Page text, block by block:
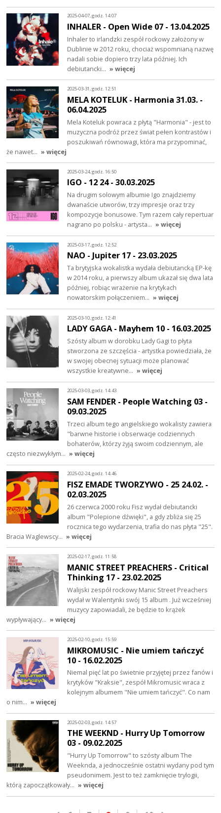
2025-04-07, godz. 14:07
INHALER - Open Wide 07 - 13.04.2025
Inhaler to irlandzki zespół rockowy założony w
Dublinie w 2012 roku, chociaż wspomnianą nazwę
nadali sobie dopiero trzy lata później. Ich
debiutancki… » więcej
2025-03-31, godz. 12:51
MELA KOTELUK - Harmonia 31.03. -
06.04.2025
Mela Koteluk powraca z płytą "Harmonia" - jest to
muzyczna podróż przez świat pełen kontrastów i
poszukiwań równowagi, która ma przypominać,
że nawet… » więcej
2025-03-24, godz. 16:50
IGO - 12 24 - 30.03.2025
Na drugim solowym albumie Igo znajdziemy
dwanaście utworów, trzy impresje oraz trzy
kompozycje bonusowe. Tym razem cały repertuar
nagrano po polsku - artysta… » więcej
2025-03-17, godz. 12:52
NAO - Jupiter 17 - 23.03.2025
Ta brytyjska wokalistka wydała debiutancką EP-kę
w 2014 roku, a pierwszy album ukazał się dwa lata
później, robiąc wrażenie na krytykach
nowatorskim połączeniem… » więcej
2025-03-10, godz. 12:41
LADY GAGA - Mayhem 10 - 16.03.2025
Szósty album w dorobku Lady Gagi to płyta
stworzona ze szczęścia - artystka powiedziała, że
w swojej obecnej sytuacji może planować
wszystkie kreatywne… » więcej
2025-03-03, godz. 14:43
SAM FENDER - People Watching 03 -
09.03.2025
Trzeci album tego angielskiego wokalisty zawiera
"barwne historie i obserwacje codziennych
bohaterów, którzy żyją swoim codziennym, ale
często niezwykłym… » więcej
2025-02-24, godz. 14:46
FISZ EMADE TWORZYWO - 25 24.02. -
02.03.2025
26 czerwca 2000 roku Fisz wydał debiutancki
album "Polepione dźwięki", a gdy zbliża się 25
rocznica tego wydarzenia, trafia do nas płyta "25".
Bracia Waglewscy… » więcej
2025-02-17, godz. 11:58
MANIC STREET PREACHERS - Critical
Thinking 17 - 23.02.2025
Walijski zespół rockowy Manic Street Preachers
wydał w Walentynki swój 15 album . Już wcześniej
muzycy zapowiadali, że będzie to krążek
wypływający… » więcej
2025-02-10, godz. 15:59
MIKROMUSIC - Nie umiem tańczyć
10 - 16.02.2025
Niemal pięć lat po świetnie przyjętej przez fanów i
krytyków "Kraksie", zespół Mikromusic wraca z
kolejnym albumem "Nie umiem tańczyć". Co nam
o nim… » więcej
2025-02-03, godz. 14:57
THE WEEKND - Hurry Up Tomorrow
03 - 09.02.2025
"Hurry Up Tomorrow" to szósty album The
Weeknda, a jednocześnie ostatni wydany pod tym
pseudonimem. Jest to też zamknięcie trylogii,
którą zapoczątkowały… » więcej